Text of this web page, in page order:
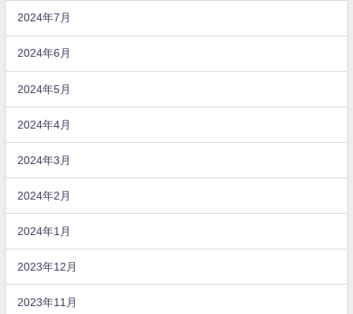
2024年7月
2024年6月
2024年5月
2024年4月
2024年3月
2024年2月
2024年1月
2023年12月
2023年11月